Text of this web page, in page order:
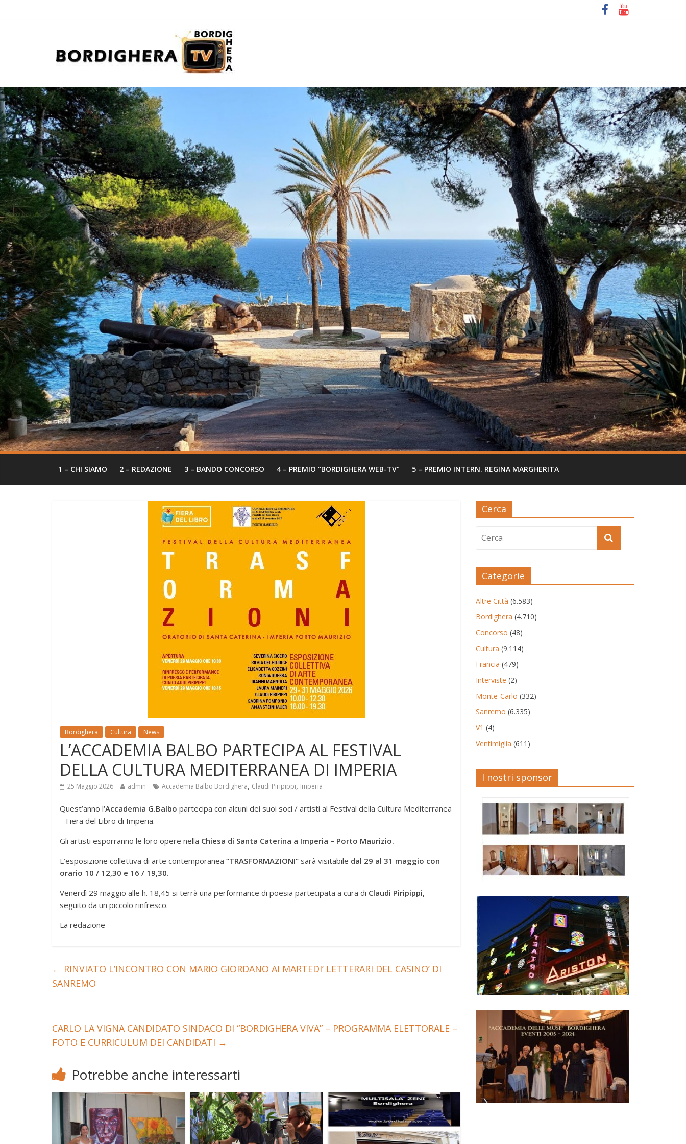
1 – CHI SIAMO 2 – REDAZIONE 3 – BANDO CONCORSO 4 – PREMIO “BORDIGHERA WEB-TV” 5 – PREMIO INTERN. REGINA MARGHERITA
Bordighera Cultura News
L’ACCADEMIA BALBO PARTECIPA AL FESTIVAL
DELLA CULTURA MEDITERRANEA DI IMPERIA
25 Maggio 2026 admin Accademia Balbo Bordighera, Claudi Piripippi, Imperia
Quest’anno l’Accademia G.Balbo partecipa con alcuni dei suoi soci / artisti al Festival della Cultura Mediterranea
– Fiera del Libro di Imperia.
Gli artisti esporranno le loro opere nella Chiesa di Santa Caterina a Imperia – Porto Maurizio.
L’esposizione collettiva di arte contemporanea “TRASFORMAZIONI” sarà visitabile dal 29 al 31 maggio con
orario 10 / 12,30 e 16 / 19,30.
Venerdì 29 maggio alle h. 18,45 si terrà una performance di poesia partecipata a cura di Claudi Piripippi,
seguito da un piccolo rinfresco.
La redazione
← RINVIATO L’INCONTRO CON MARIO GIORDANO AI MARTEDI’ LETTERARI DEL CASINO’ DI
SANREMO
CARLO LA VIGNA CANDIDATO SINDACO DI “BORDIGHERA VIVA” – PROGRAMMA ELETTORALE –
FOTO E CURRICULUM DEI CANDIDATI →
Potrebbe anche interessarti
Cerca
Categorie
Altre Città (6.583)
Bordighera (4.710)
Concorso (48)
Cultura (9.114)
Francia (479)
Interviste (2)
Monte-Carlo (332)
Sanremo (6.335)
V1 (4)
Ventimiglia (611)
I nostri sponsor